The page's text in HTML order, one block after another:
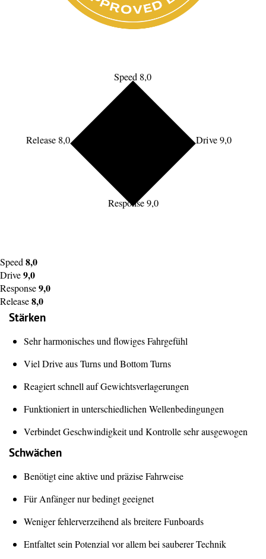
Speed 8,0
Drive 9,0
Response 9,0
Release 8,0
Speed8,0
Drive9,0
Response9,0
Release8,0
Stärken
Sehr harmonisches und flowiges Fahrgefühl
Viel Drive aus Turns und Bottom Turns
Reagiert schnell auf Gewichtsverlagerungen
Funktioniert in unterschiedlichen Wellenbedingungen
Verbindet Geschwindigkeit und Kontrolle sehr ausgewogen
Schwächen
Benötigt eine aktive und präzise Fahrweise
Für Anfänger nur bedingt geeignet
Weniger fehlerverzeihend als breitere Funboards
Entfaltet sein Potenzial vor allem bei sauberer Technik